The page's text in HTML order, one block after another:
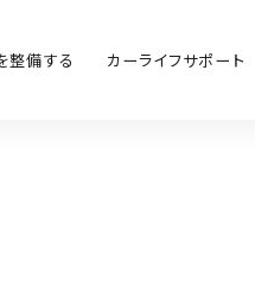
整備する カーライフサポート